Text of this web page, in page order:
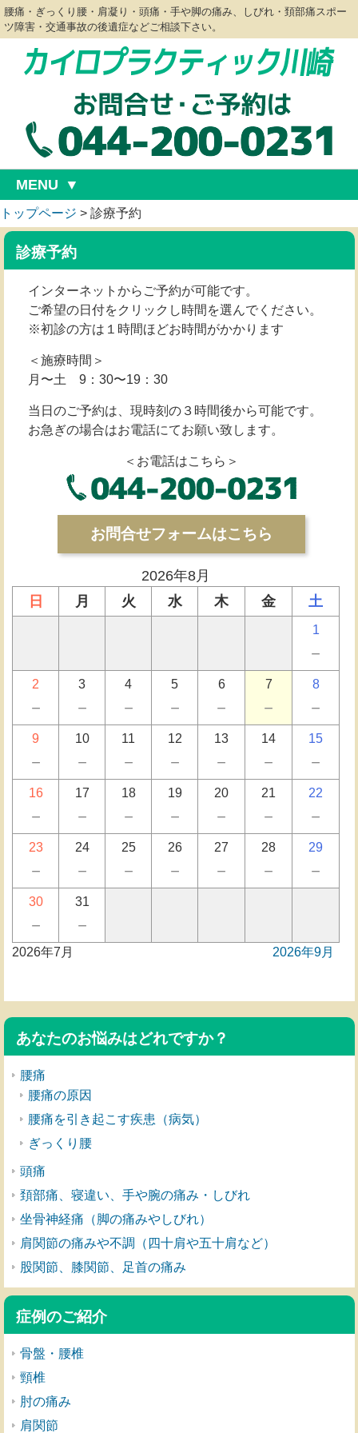
腰痛・ぎっくり腰・肩凝り・頭痛・手や脚の痛み、しびれ・頚部痛スポー
ツ障害・交通事故の後遺症などご相談下さい。
MENU
トップページ > 診療予約
診療予約
インターネットからご予約が可能です。
ご希望の日付をクリックし時間を選んでください。
※初診の方は１時間ほどお時間がかかります
＜施療時間＞
月〜土 9：30〜19：30
当日のご予約は、現時刻の３時間後から可能です。
お急ぎの場合はお電話にてお願い致します。
＜お電話はこちら＞
お問合せフォームはこちら
2026年8月
日
月 火 水 木 金 土
1
－
2
－
3
－
4
－
5
－
6
－
7
－
8
－
9
－
10
－
11
－
12
－
13
－
14
－
15
－
16
－
17
－
18
－
19
－
20
－
21
－
22
－
23
－
24
－
25
－
26
－
27
－
28
－
29
－
30
－
31
－
2026年7月 2026年9月
あなたのお悩みはどれですか？
腰痛
腰痛の原因
腰痛を引き起こす疾患（病気）
ぎっくり腰
頭痛
頚部痛、寝違い、手や腕の痛み・しびれ
坐骨神経痛（脚の痛みやしびれ）
肩関節の痛みや不調（四十肩や五十肩など）
股関節、膝関節、足首の痛み
症例のご紹介
骨盤・腰椎
頸椎
肘の痛み
肩関節